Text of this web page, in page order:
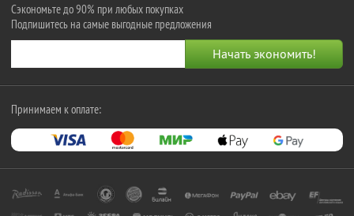
Сэкономьте до 90% при любых покупках
Подпишитесь на самые выгодные предложения
Принимаем к оплате: